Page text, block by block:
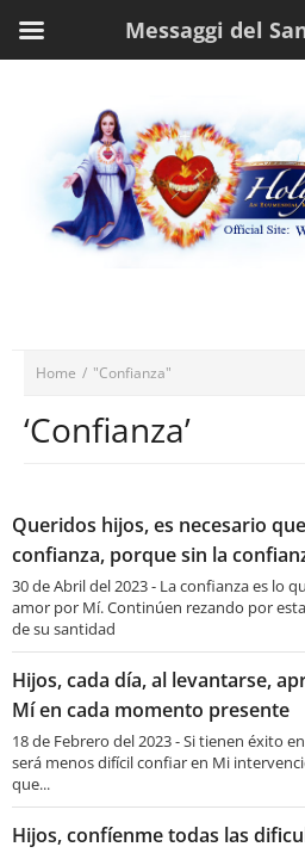
Home / "Confianza"
‘Confianza’
Queridos hijos, es necesario
confianza, porque sin la
30 de Abril del 2023 - La confianza es lo
amor por Mí. Continúen rezando por
de su santidad
Hijos, cada día, al levantarse,
Mí en cada momento presente
18 de Febrero del 2023 - Si tienen éxito
será menos difícil confiar en Mi
que...
Hijos, confíenme todas las
Messaggi del